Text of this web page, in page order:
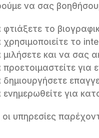
να σας
φτιάξετε το
χρησιμοποιείτε το
μιλήσετε και να σας
προετοιμαστείτε για
δημιουργήσετε
ενημερωθείτε για
υπηρεσίες